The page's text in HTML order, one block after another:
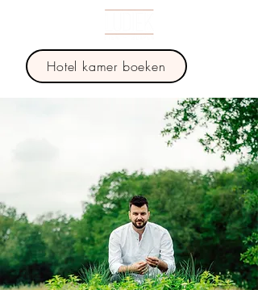
Hotel kamer boeken